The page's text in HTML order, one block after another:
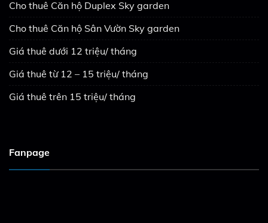
Cho thuê Căn hộ Duplex Sky garden
Cho thuê Căn hộ Sân Vườn Sky garden
Giá thuê dưới 12 triệu/ tháng
Giá thuê từ 12 – 15 triệu/ tháng
Giá thuê trên 15 triệu/ tháng
Fanpage